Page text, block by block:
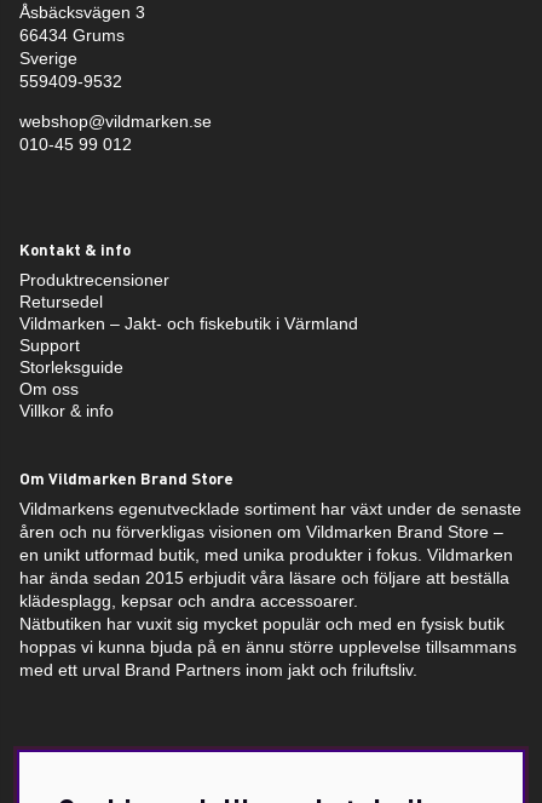
Åsbäcksvägen 3
66434 Grums
Sverige
559409-9532
webshop@vildmarken.se
010-45 99 012
Kontakt & info
Produktrecensioner
Retursedel
Vildmarken – Jakt- och fiskebutik i Värmland
Support
Storleksguide
Om oss
Villkor & info
Om Vildmarken Brand Store
Vildmarkens egenutvecklade sortiment har växt under de senaste
åren och nu förverkligas visionen om Vildmarken Brand Store –
en unikt utformad butik, med unika produkter i fokus. Vildmarken
har ända sedan 2015 erbjudit våra läsare och följare att beställa
klädesplagg, kepsar och andra accessoarer.
Nätbutiken har vuxit sig mycket populär och med en fysisk butik
hoppas vi kunna bjuda på en ännu större upplevelse tillsammans
med ett urval Brand Partners inom jakt och friluftsliv.